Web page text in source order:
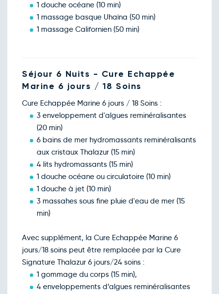
1 douche océane (10 min)
1 massage basque Uhaïna (50 min)
1 massage Californien (50 min)
Séjour 6 Nuits - Cure Echappée
Marine 6 jours / 18 Soins
Cure Echappée Marine 6 jours / 18 Soins :
3 enveloppement d'algues reminéralisantes
(20 min)
6 bains de mer hydromassants reminéralisants
aux cristaux Thalazur (15 min)
4 lits hydromassants (15 min)
1 douche océane ou circulatoire (10 min)
1 douche à jet (10 min)
3 massahes sous fine pluie d'eau de mer (15
min)
Avec supplément, la Cure Echappée Marine 6
jours/18 soins peut être remplacée par la Cure
Signature Thalazur 6 jours/24 soins :
1 gommage du corps (15 min),
4 enveloppements d’algues reminéralisantes